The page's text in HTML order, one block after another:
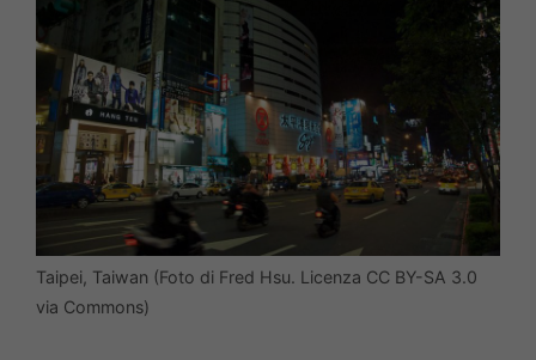
Taipei, Taiwan (Foto di Fred Hsu. Licenza CC BY-SA 3.0
via Commons)